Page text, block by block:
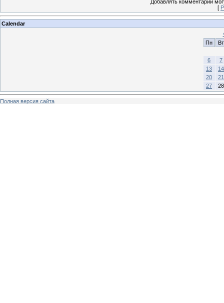
Добавлять комментарии
[
Calendar
Пн
Вт
6
7
13
14
20
21
27
28
Полная версия сайта